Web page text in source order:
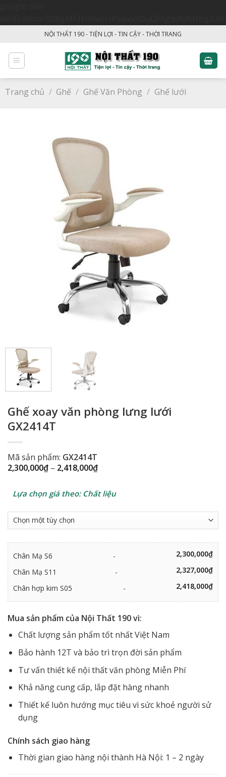
content
NỘI THẤT 190 - TIỆN LỢI - TIN CẬY - THỜI TRANG
Trang chủ / Ghế / Ghế Văn Phòng / Ghế lưới
Ghế xoay văn phòng lưng lưới
GX2414T
Mã sản phẩm: GX2414T
2,300,000₫ – 2,418,000₫Khoảng
giá:
2,300,000₫
đến
Lựa chọn giá theo: Chất liệu
Chân Mạ S6 - 2,300,000₫
Chân Mạ S11
- 2,327,000₫
Chân hợp kim S05
- 2,418,000₫
Mua sản phẩm của Nội Thất 190 vì:
Chất lượng sản phẩm tốt nhất Việt Nam
Bảo hành 12T và bảo trì trọn đời sản phẩm
Tư vấn thiết kế nội thất văn phòng Miễn Phí
Khả năng cung cấp, lắp đặt hàng nhanh
Thiết kế luôn hướng mục tiêu vì sức khoẻ người sử
dụng
Chính sách giao hàng
Thời gian giao hàng nội thành Hà Nội: 1 – 2 ngày